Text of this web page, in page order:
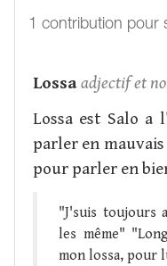
1 contribution pour
Lossaadjectif et
Lossa est Salo a
parler en
pour parler en
"J'suis toujours
les même"
mon lossa, pour